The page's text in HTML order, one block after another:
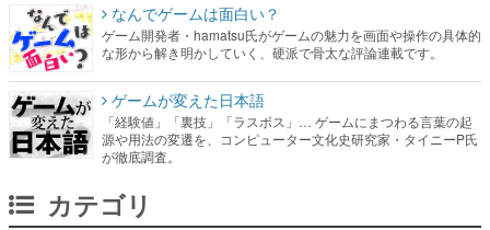
なんでゲームは面白い？
ゲーム開発者・hamatsu氏がゲームの魅力を画面や操作の具体的
な形から解き明かしていく、硬派で骨太な評論連載です。
ゲームが変えた日本語
「経験値」「裏技」「ラスボス」… ゲームにまつわる言葉の起
源や用法の変遷を、コンピューター文化史研究家・タイニーP氏
が徹底調査。
カテゴリ